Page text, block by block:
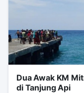
Dua Awak KM
di Tanjung Api